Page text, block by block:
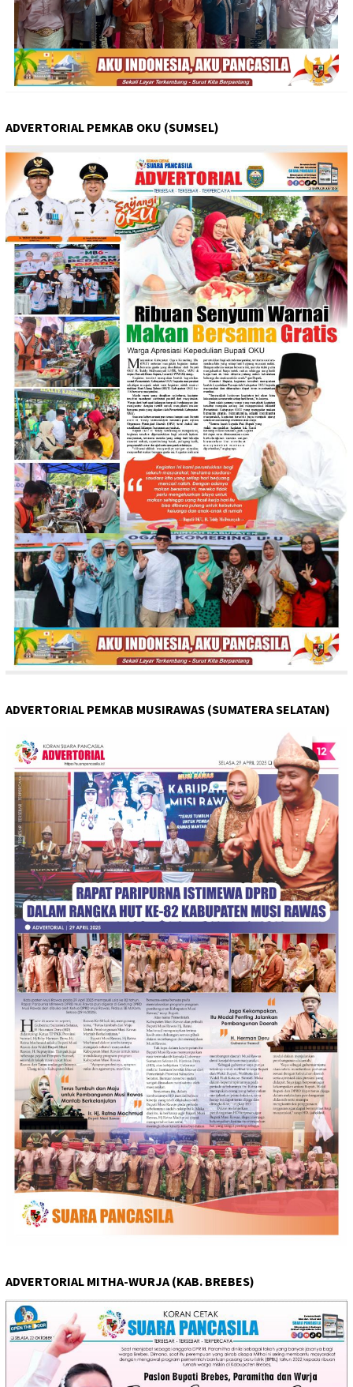
ADVERTORIAL PEMKAB OKU (SUMSEL)
ADVERTORIAL PEMKAB MUSIRAWAS (SUMATERA SELATAN)
ADVERTORIAL MITHA-WURJA (KAB. BREBES)